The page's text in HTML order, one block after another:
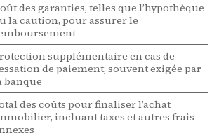
des garanties, telles que l’hypothèque
la caution, pour assurer le
supplémentaire en cas de
de paiement, souvent exigée par
banque
des coûts pour finaliser l’achat
incluant taxes et autres frais